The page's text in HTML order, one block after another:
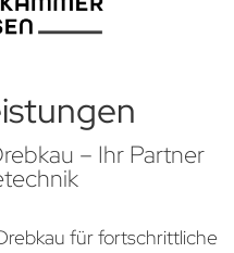
– Ihr Partner
für fortschrittliche